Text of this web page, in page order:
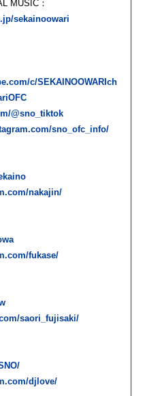
MUSIC：
sekainoowari
c/SEKAINOOWARIch
@sno_tiktok
sno_ofc_info/
nakajin/
fukase/
saori_fujisaki/
djlove/